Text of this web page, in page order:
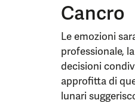
Cancro
Le emozioni
professionale,
decisioni
approfitta di
lunari